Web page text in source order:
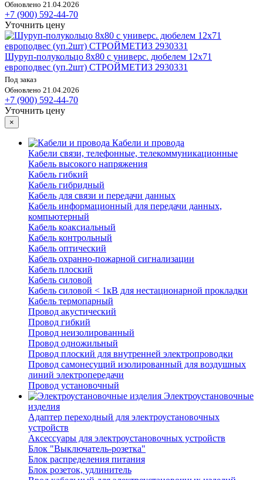
Обновлено 21.04.2026
+7 (900) 592-44-70
Уточнить цену
Шуруп-полукольцо 8х80 с универс. дюбелем 12х71
европодвес (уп.2шт) СТРОЙМЕТИЗ 2930331
Под заказ
Обновлено 21.04.2026
+7 (900) 592-44-70
Уточнить цену
×
Кабели и провода
Кабели связи, телефонные, телекоммуникационные
Кабель высокого напряжения
Кабель гибкий
Кабель гибридный
Кабель для связи и передачи данных
Кабель информационный для передачи данных,
компьютерный
Кабель коаксиальный
Кабель контрольный
Кабель оптический
Кабель охранно-пожарной сигнализации
Кабель плоский
Кабель силовой
Кабель силовой < 1кВ для нестационарной прокладки
Кабель термопарный
Провод акустический
Провод гибкий
Провод неизолированный
Провод одножильный
Провод плоский для внутренней электропроводки
Провод самонесущий изолированный для воздушных
линий электропередачи
Провод установочный
Электроустановочные
изделия
Адаптер переходный для электроустановочных
устройств
Аксессуары для электроустановочных устройств
Блок "Выключатель-розетка"
Блок распределения питания
Блок розеток, удлинитель